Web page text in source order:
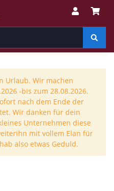
Urlaub. Wir machen
-bis zum 28.08.2026.
nach dem Ende der
Wir danken für dein
Unternehmen diese
mit vollem Elan für
also etwas Geduld.